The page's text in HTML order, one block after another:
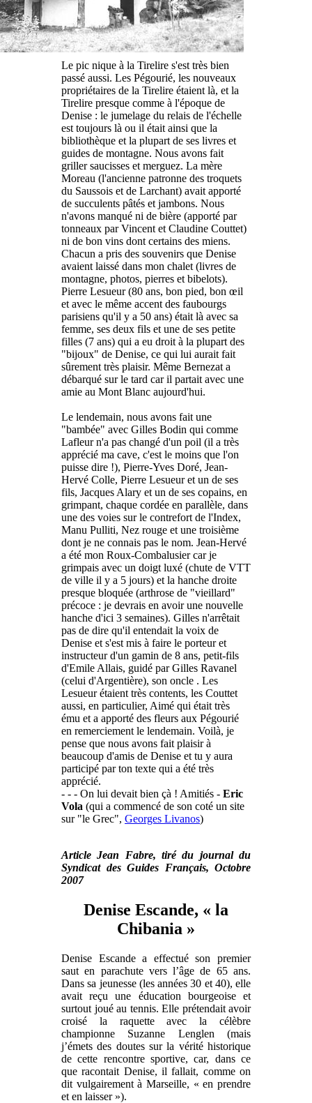
Le pic nique à la Tirelire s'est très bien
passé aussi. Les Pégourié, les nouveaux
propriétaires de la Tirelire étaient là, et la
Tirelire presque comme à l'époque de
Denise : le jumelage du relais de l'échelle
est toujours là ou il était ainsi que la
bibliothèque et la plupart de ses livres et
guides de montagne. Nous avons fait
griller saucisses et merguez. La mère
Moreau (l'ancienne patronne des troquets
du Saussois et de Larchant) avait apporté
de succulents pâtés et jambons. Nous
n'avons manqué ni de bière (apporté par
tonneaux par Vincent et Claudine Couttet)
ni de bon vins dont certains des miens.
Chacun a pris des souvenirs que Denise
avaient laissé dans mon chalet (livres de
montagne, photos, pierres et bibelots).
Pierre Lesueur (80 ans, bon pied, bon œil
et avec le même accent des faubourgs
parisiens qu'il y a 50 ans) était là avec sa
femme, ses deux fils et une de ses petite
filles (7 ans) qui a eu droit à la plupart des
"bijoux" de Denise, ce qui lui aurait fait
sûrement très plaisir. Même Bernezat a
débarqué sur le tard car il partait avec une
amie au Mont Blanc aujourd'hui.
Le lendemain, nous avons fait une
"bambée" avec Gilles Bodin qui comme
Lafleur n'a pas changé d'un poil (il a très
apprécié ma cave, c'est le moins que l'on
puisse dire !), Pierre-Yves Doré, Jean-
Hervé Colle, Pierre Lesueur et un de ses
fils, Jacques Alary et un de ses copains, en
grimpant, chaque cordée en parallèle, dans
une des voies sur le contrefort de l'Index,
Manu Pulliti, Nez rouge et une troisième
dont je ne connais pas le nom. Jean-Hervé
a été mon Roux-Combalusier car je
grimpais avec un doigt luxé (chute de VTT
de ville il y a 5 jours) et la hanche droite
presque bloquée (arthrose de "vieillard"
précoce : je devrais en avoir une nouvelle
hanche d'ici 3 semaines). Gilles n'arrêtait
pas de dire qu'il entendait la voix de
Denise et s'est mis à faire le porteur et
instructeur d'un gamin de 8 ans, petit-fils
d'Emile Allais, guidé par Gilles Ravanel
(celui d'Argentière), son oncle . Les
Lesueur étaient très contents, les Couttet
aussi, en particulier, Aimé qui était très
ému et a apporté des fleurs aux Pégourié
en remerciement le lendemain. Voilà, je
pense que nous avons fait plaisir à
beaucoup d'amis de Denise et tu y aura
participé par ton texte qui a été très
apprécié.
- - - On lui devait bien çà ! Amitiés - Eric
Vola (qui a commencé de son coté un site
sur "le Grec", Georges Livanos)
Article Jean Fabre, tiré du journal du
Syndicat des Guides Français, Octobre
2007
Denise Escande, « la
Chibania »
Denise Escande a effectué son premier
saut en parachute vers l’âge de 65 ans.
Dans sa jeunesse (les années 30 et 40), elle
avait reçu une éducation bourgeoise et
surtout joué au tennis. Elle prétendait avoir
croisé la raquette avec la célèbre
championne Suzanne Lenglen (mais
j’émets des doutes sur la vérité historique
de cette rencontre sportive, car, dans ce
que racontait Denise, il fallait, comme on
dit vulgairement à Marseille, « en prendre
et en laisser »).